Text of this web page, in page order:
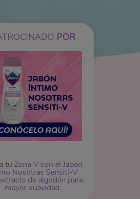
POR
tu Zona V con el Jabón
Nosotras Sensiti-V
de algodón para
mayor suavidad.